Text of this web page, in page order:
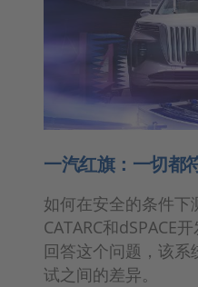
一汽红旗：一切都
如何在安全的条件下
CATARC和dSPACE
回答这个问题，该系
试之间的差异。